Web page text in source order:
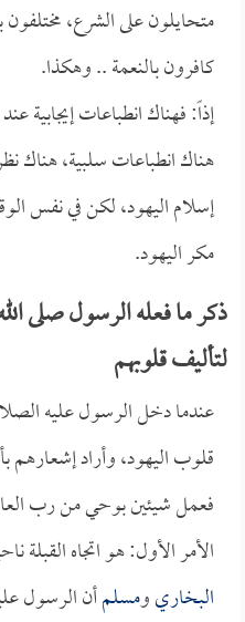
متحايلون على الشرع،
كافرون بالنعمة .. وهكذا.
إذاً: فهناك انطباعات إيجابية
هناك انطباعات سلبية، هناك
إسلام اليهود، لكن في نفس
مكر اليهود.
ذكر ما فعله الرسول صلى
لتأليف قلوبهم
عندما دخل الرسول عليه
قلوب اليهود، وأراد إشعارهم
فعمل شيئين بوحي من رب
الأمر الأول: هو اتجاه القبلة
البخاريومسلمأن الرسول